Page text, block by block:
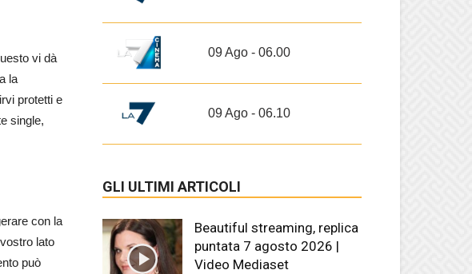
vi dà
la
protetti e
single,
con la
lato
può
09 Ago - 06.00
09 Ago - 06.10
GLI ULTIMI ARTICOLI
Beautiful streaming, replica
puntata 7 agosto 2026 |
Video Mediaset